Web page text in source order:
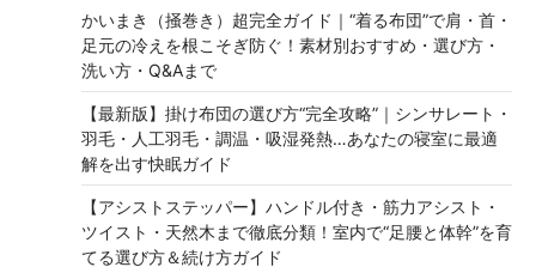
かいまき（掻巻き）超完全ガイド｜“着る布団”で肩・首・
足元の冷えを根こそぎ防ぐ！素材別おすすめ・選び方・
洗い方・Q&Aまで
【最新版】掛け布団の選び方“完全攻略”｜シンサレート・
羽毛・人工羽毛・調温・吸湿発熱…あなたの寝室に最適
解を出す快眠ガイド
【アシストステッパー】ハンドル付き・筋力アシスト・
ツイスト・天然木まで徹底分類！室内で“足腰と体幹”を育
てる選び方＆続け方ガイド